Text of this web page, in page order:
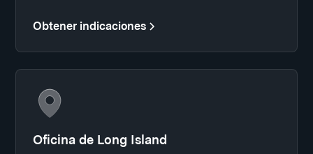
Obtener indicaciones
Oficina de Long Island